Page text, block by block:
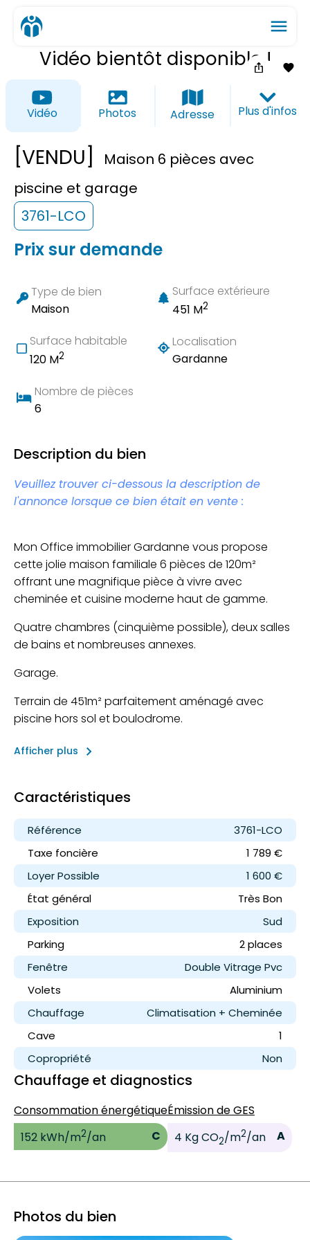
menu
Vidéo bientôt disponible !
ios_share favorite_border
Vidéo Photos Adresse Plus d'infos
[VENDU]
Maison 6 pièces avec
piscine et garage
3761-LCO
Prix sur demande
Type de bien
Maison
Surface extérieure
451 M2
Surface habitable
120 M2
Localisation
Gardanne
Nombre de pièces
6
Description du bien
Veuillez trouver ci-dessous la description de
l'annonce lorsque ce bien était en vente :
Mon Office immobilier Gardanne vous propose
cette jolie maison familiale 6 pièces de 120m²
offrant une magnifique pièce à vivre avec
cheminée et cuisine moderne haut de gamme.
Quatre chambres (cinquième possible), deux salles
de bains et nombreuses annexes.
Garage.
Terrain de 451m² parfaitement aménagé avec
piscine hors sol et boulodrome.
Afficher plus keyboard_arrow_right
Caractéristiques
Référence
3761-LCO
Taxe foncière
1 789 €
LoyerPossible
1 600 €
État général
Très Bon
Exposition
Sud
Parking
2 places
Fenêtre
Double Vitrage Pvc
Volets
Aluminium
Chauffage
Climatisation + Cheminée
Cave
1
Copropriété
Non
Chauffage et diagnostics
Consommation énergétique
152 kWh/m2/an C
Émission de GES
4 Kg CO2/m2/an A
Photos du bien